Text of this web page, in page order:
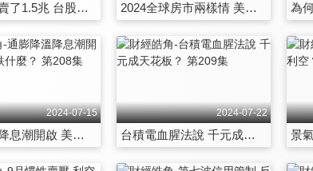
外資八年賣了1.5兆 台股憑什麼創高？ 第202集 2024全球房市兩樣情 美中台買氣不一？ 第203集
2024-07-15
通膨降溫降息潮開啟 美股在跌什麼？ 第208集
2024-07-22
台積電血腥法說 千元成天花板？ 第209集